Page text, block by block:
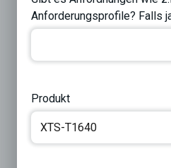
Anforderungsprofile? Falls
Produkt